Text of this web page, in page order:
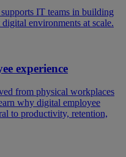
IT teams in building
environments at scale.
experience
from physical workplaces
why digital employee
to productivity, retention,